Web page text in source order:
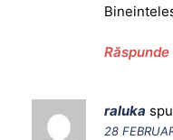
Răspunde
raluka
28